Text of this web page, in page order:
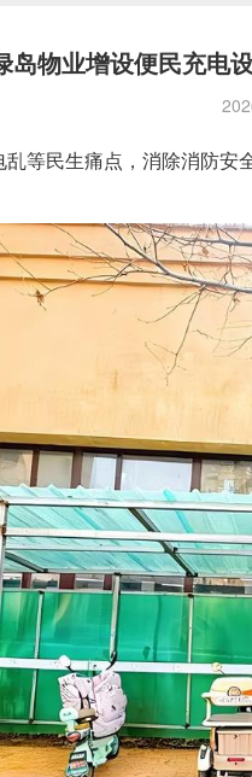
岛物业增设便民充电
等民生痛点，消除消防